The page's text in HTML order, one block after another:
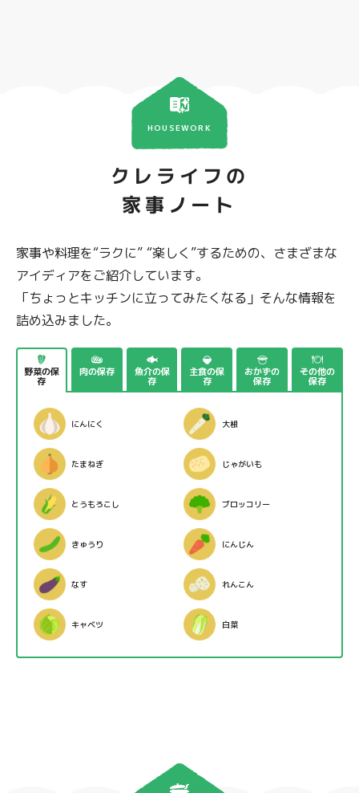
HOUSEWORK
クレライフの
家事ノート
家事や料理を“ラクに” “楽しく”するための、さまざまな
アイディアをご紹介しています。
「ちょっとキッチンに立ってみたくなる」そんな情報を
詰め込みました。
野菜の保
存
肉の保存 魚介の保
存
主食の保
存
おかずの
保存
その他の
保存
にんにく 大根
たまねぎ じゃがいも
とうもろこし ブロッコリー
きゅうり にんじん
なす れんこん
キャベツ 白菜